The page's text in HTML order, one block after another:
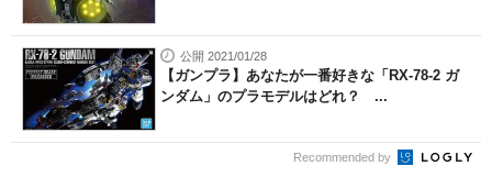
公開 2021/01/28
【ガンプラ】あなたが一番好きな「RX-78-2 ガ
ンダム」のプラモデルはどれ？ ...
Recommended by